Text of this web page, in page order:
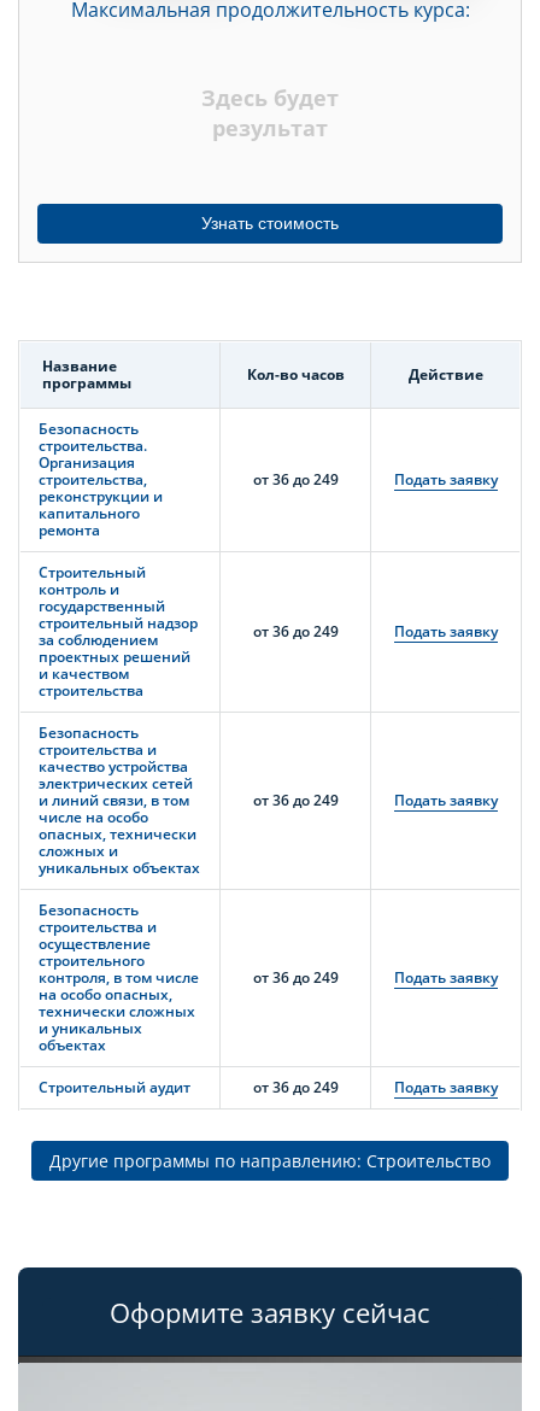
ДНЕЙ
Максимальная продолжительность курса:
Здесь будет
результат
Узнать стоимость
Название
программы
Кол-во часов Действие
Безопасность
строительства.
Организация
строительства,
реконструкции и
капитального
ремонта
от 36 до 249 Подать заявку
Строительный
контроль и
государственный
строительный надзор
за соблюдением
проектных решений
и качеством
строительства
от 36 до 249 Подать заявку
Безопасность
строительства и
качество устройства
электрических сетей
и линий связи, в том
числе на особо
опасных, технически
сложных и
уникальных объектах
от 36 до 249 Подать заявку
Безопасность
строительства и
осуществление
строительного
контроля, в том числе
на особо опасных,
технически сложных
и уникальных
объектах
от 36 до 249 Подать заявку
Строительный аудит от 36 до 249 Подать заявку
Другие программы по направлению: Строительство
Оформите заявку сейчас